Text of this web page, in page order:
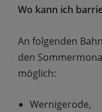
Wo kann ich
An folgenden
den
möglich:
Wernigerode,